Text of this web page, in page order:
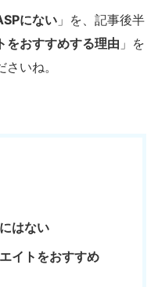
にない 」を、記事後半
をおすすめする理由 」を
いね。
はない
イトをおすすめ